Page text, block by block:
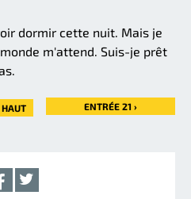
dormir cette nuit. Mais je
m'attend. Suis-je prêt
HAUT ENTRÉE 21 ›